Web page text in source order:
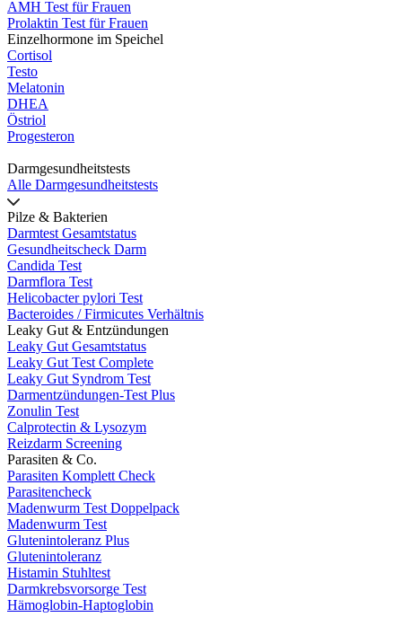
AMH Test für Frauen
Prolaktin Test für Frauen
Einzelhormone im Speichel
Cortisol
Testo
Melatonin
DHEA
Östriol
Progesteron
Darmgesundheitstests
Alle Darmgesundheitstests
Pilze & Bakterien
Darmtest Gesamtstatus
Gesundheitscheck Darm
Candida Test
Darmflora Test
Helicobacter pylori Test
Bacteroides / Firmicutes Verhältnis
Leaky Gut & Entzündungen
Leaky Gut Gesamtstatus
Leaky Gut Test Complete
Leaky Gut Syndrom Test
Darmentzündungen-Test Plus
Zonulin Test
Calprotectin & Lysozym
Reizdarm Screening
Parasiten & Co.
Parasiten Komplett Check
Parasitencheck
Madenwurm Test Doppelpack
Madenwurm Test
Glutenintoleranz Plus
Glutenintoleranz
Histamin Stuhltest
Darmkrebsvorsorge Test
Hämoglobin-Haptoglobin